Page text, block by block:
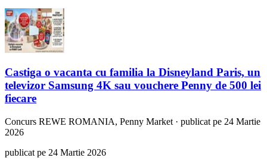
Castiga o vacanta cu familia la Disneyland Paris, un
televizor Samsung 4K sau vouchere Penny de 500 lei
fiecare
Concurs REWE ROMANIA, Penny Market · publicat pe 24 Martie
2026
publicat pe 24 Martie 2026